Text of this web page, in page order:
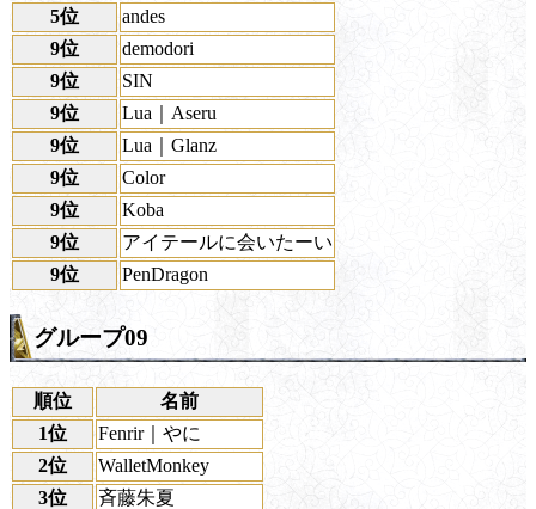
5位
andes
9位
demodori
9位
SIN
9位
Lua｜Aseru
9位
Lua｜Glanz
9位
Color
9位
Koba
9位
アイテールに会いたーい
9位
PenDragon
グループ09
順位
名前
1位
Fenrir｜やに
2位
WalletMonkey
3位
斉藤朱夏